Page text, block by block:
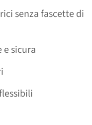
senza fascette di
sicura